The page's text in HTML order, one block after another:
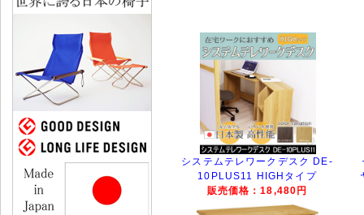
システムテレワークデスク DE-
10PLUS11 HIGHタイプ
販売価格：18,480円